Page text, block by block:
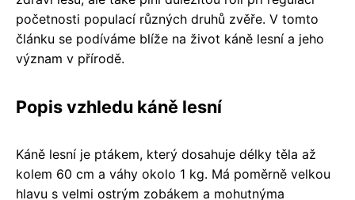
početnosti populací různých druhů zvěře. V tomto
článku se podíváme blíže na život káně lesní a jeho
význam v přírodě.
Popis vzhledu káně lesní
Káně lesní je ptákem, který dosahuje délky těla až
kolem 60 cm a váhy okolo 1 kg. Má poměrně velkou
hlavu s velmi ostrým zobákem a mohutnýma